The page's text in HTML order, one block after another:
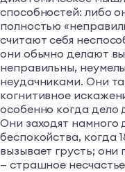
способностей: либо
полностью
считают себя
они обычно делают
неправильны,
неудачниками. Они
когнитивное
особенно когда
Они заходят намного
беспокойства, когда
вызывает грусть;
— страшное